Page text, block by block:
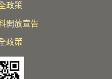
政策
開放宣告
政策